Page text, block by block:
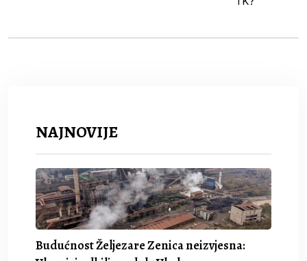
NAJNOVIJE
Budućnost Željezare Zenica neizvjesna: